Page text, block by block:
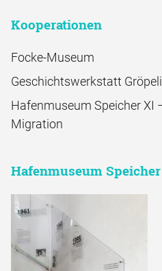
Kooperationen
Focke-Museum
Geschichtswerkstatt
Hafenmuseum Speicher XI
Migration
Hafenmuseum